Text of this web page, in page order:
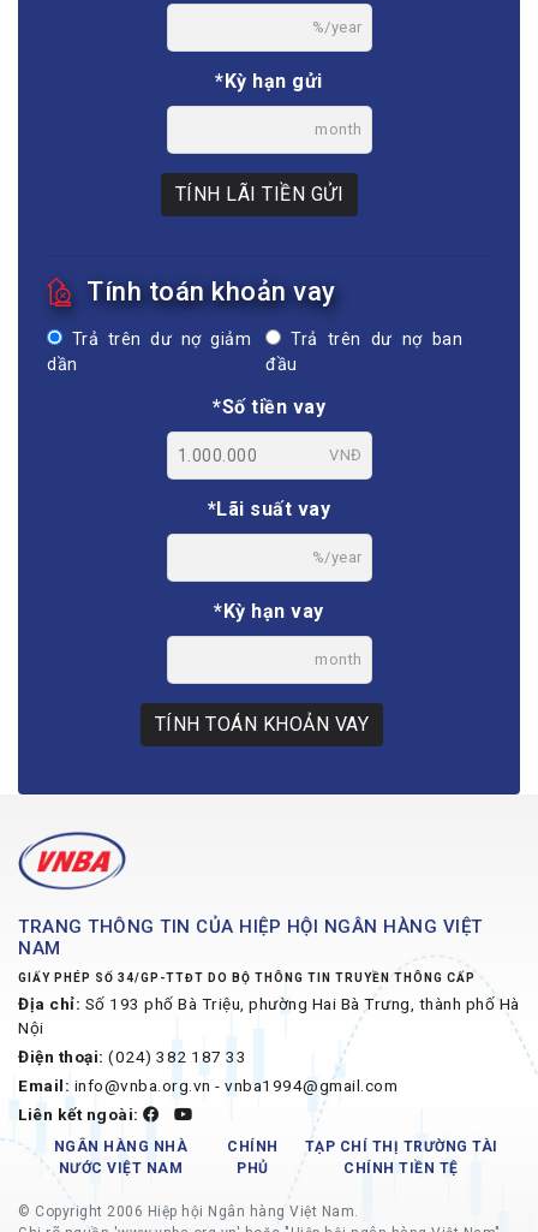
%/year
*Kỳ hạn gửi
month
TÍNH LÃI TIỀN GỬI
Tính toán khoản vay
Trả trên dư nợ giảm
dần
Trả trên dư nợ ban
đầu
*Số tiền vay
VNĐ
*Lãi suất vay
%/year
*Kỳ hạn vay
month
TÍNH TOÁN KHOẢN VAY
TRANG THÔNG TIN CỦA HIỆP HỘI NGÂN HÀNG VIỆT
NAM
GIẤY PHÉP SỐ 34/GP-TTĐT DO BỘ THÔNG TIN TRUYỀN THÔNG CẤP
Địa chỉ: Số 193 phố Bà Triệu, phường Hai Bà Trưng, thành phố Hà
Nội
Điện thoại: (024) 382 187 33
Email: info@vnba.org.vn - vnba1994@gmail.com
Liên kết ngoài:
NGÂN HÀNG NHÀ
NƯỚC VIỆT NAM
CHÍNH
PHỦ
TẠP CHÍ THỊ TRƯỜNG TÀI
CHÍNH TIỀN TỆ
© Copyright 2006 Hiệp hội Ngân hàng Việt Nam.